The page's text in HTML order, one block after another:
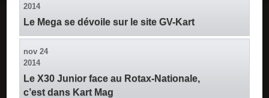
2014
Le Mega se dévoile sur le site GV-Kart
nov 24
2014
Le X30 Junior face au Rotax-Nationale,
c’est dans Kart Mag